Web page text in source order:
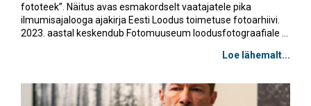
fototeek”. Näitus avas esmakordselt vaatajatele pika
ilmumisajalooga ajakirja Eesti Loodus toimetuse fotoarhiivi.
2023. aastal keskendub Fotomuuseum loodusfotograafiale ...
Loe lähemalt...